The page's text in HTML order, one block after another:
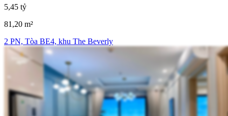
5,45 tỷ
81,20 m²
2 PN, Tòa BE4, khu The Beverly